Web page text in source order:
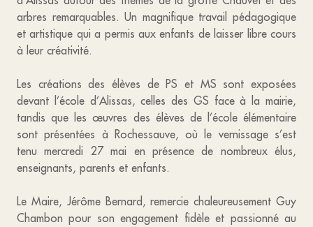
arbres remarquables. Un magnifique travail pédagogique
et artistique qui a permis aux enfants de laisser libre cours
à leur créativité.
Les créations des élèves de PS et MS sont exposées
devant l’école d’Alissas, celles des GS face à la mairie,
tandis que les œuvres des élèves de l’école élémentaire
sont présentées à Rochessauve, où le vernissage s’est
tenu mercredi 27 mai en présence de nombreux élus,
enseignants, parents et enfants.
Le Maire, Jérôme Bernard, remercie chaleureusement Guy
Chambon pour son engagement fidèle et passionné au